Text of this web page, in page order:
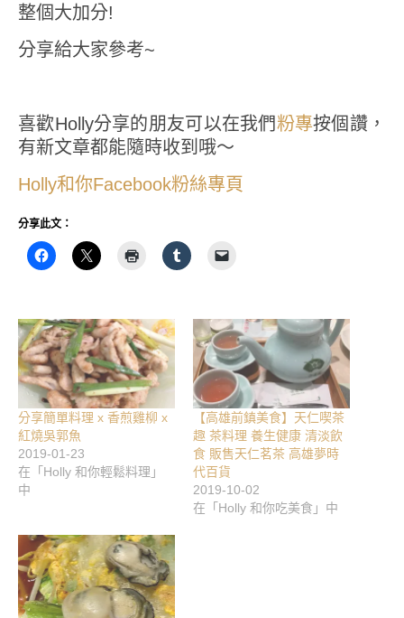
整個大加分!
分享給大家參考~
喜歡Holly分享的朋友可以在我們粉專按個讚，
有新文章都能隨時收到哦～
Holly和你Facebook粉絲專頁
分享此文：
分享簡單料理 x 香煎雞柳 x
紅燒吳郭魚
2019-01-23
在「Holly 和你輕鬆料理」
中
【高雄前鎮美食】天仁喫茶
趣 茶料理 養生健康 清淡飲
食 販售天仁茗茶 高雄夢時
代百貨
2019-10-02
在「Holly 和你吃美食」中